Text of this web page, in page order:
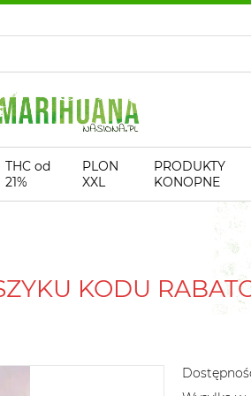
THC od
21%
PLON
XXL
PRODUKTY
KONOPNE
KODU